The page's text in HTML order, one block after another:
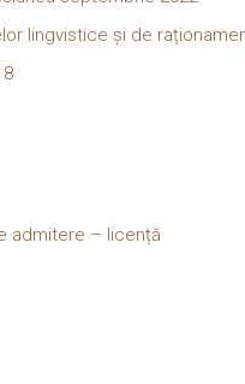
lingvistice și de
admitere – licență